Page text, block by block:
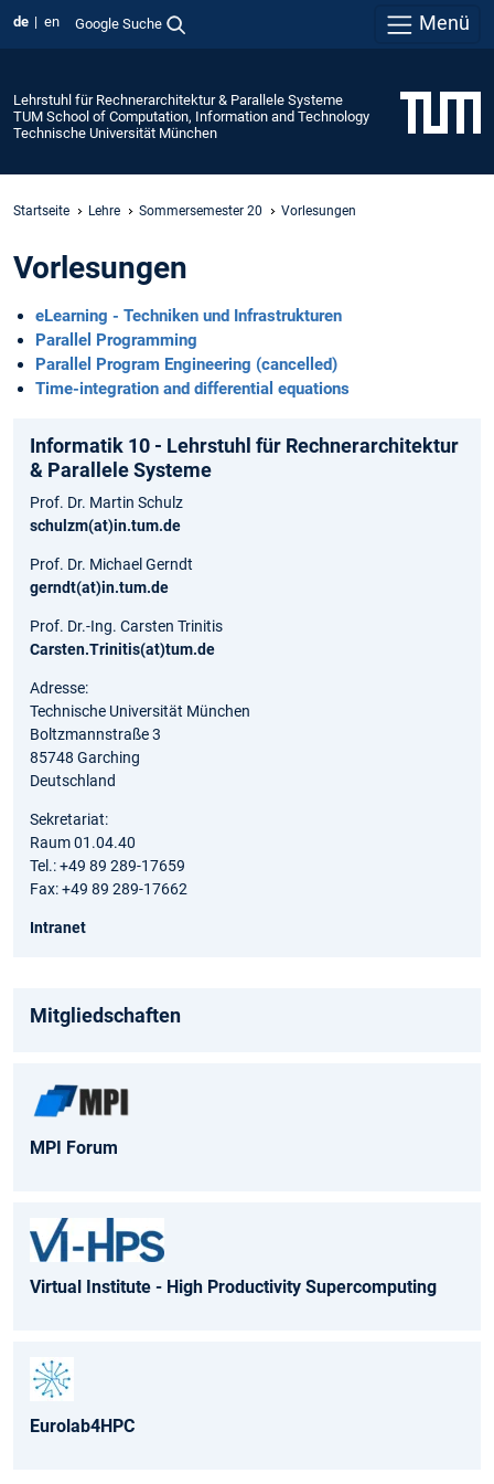
de en Google Suche Menü
Lehrstuhl für Rechnerarchitektur & Parallele Systeme
TUM School of Computation, Information and Technology
Technische Universität München
Startseite Lehre Sommersemester 20 Vorlesungen
Vorlesungen
eLearning - Techniken und Infrastrukturen
Parallel Programming
Parallel Program Engineering (cancelled)
Time-integration and differential equations
Informatik 10 - Lehrstuhl für Rechnerarchitektur
& Parallele Systeme
Prof. Dr. Martin Schulz
schulzm(at)in.tum.de
Prof. Dr. Michael Gerndt
gerndt(at)in.tum.de
Prof. Dr.-Ing. Carsten Trinitis
Carsten.Trinitis(at)tum.de
Adresse:
Technische Universität München
Boltzmannstraße 3
85748 Garching
Deutschland
Sekretariat:
Raum 01.04.40
Tel.: +49 89 289-17659
Fax: +49 89 289-17662
Intranet
Mitgliedschaften
MPI Forum
Virtual Institute - High Productivity Supercomputing
Eurolab4HPC